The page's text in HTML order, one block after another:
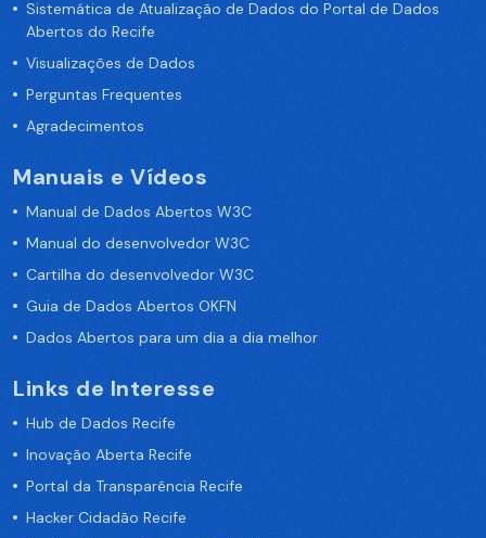
Sistemática de Atualização de Dados do Portal de Dados
Abertos do Recife
Visualizações de Dados
Perguntas Frequentes
Agradecimentos
Manuais e Vídeos
Manual de Dados Abertos W3C
Manual do desenvolvedor W3C
Cartilha do desenvolvedor W3C
Guia de Dados Abertos OKFN
Dados Abertos para um dia a dia melhor
Links de Interesse
Hub de Dados Recife
Inovação Aberta Recife
Portal da Transparência Recife
Hacker Cidadão Recife